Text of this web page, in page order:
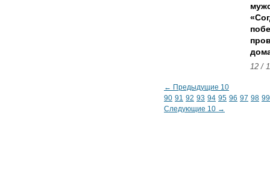
12 /
← Предыдущие 10
90 91 92 93 94 95 96 97 98 99
Следующие 10 →